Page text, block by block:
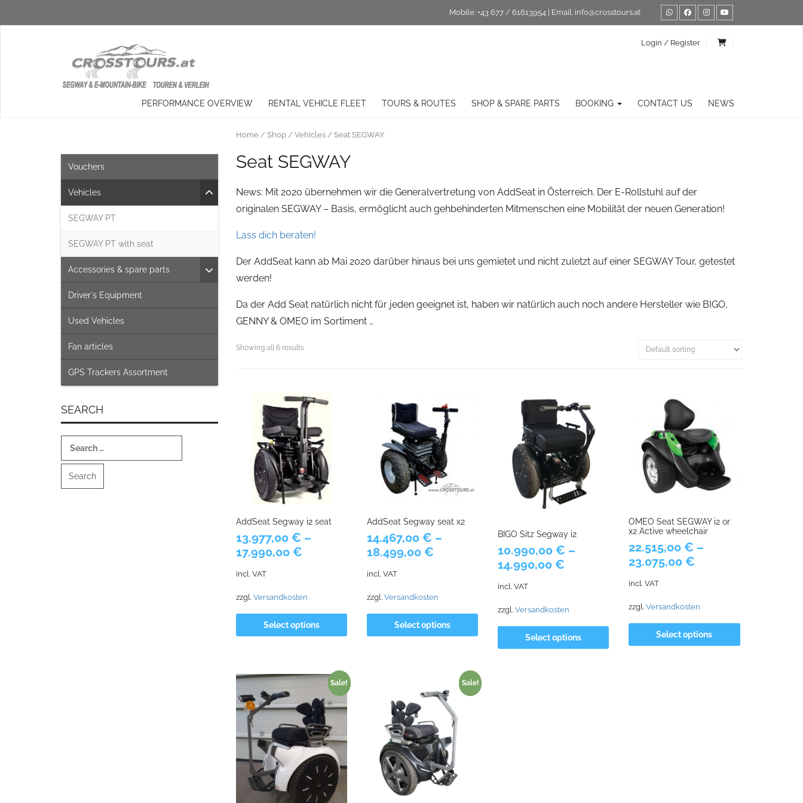
Mobile: +43 677 / 61613954 | Email: info@crosstours.at
Login / Register
PERFORMANCE OVERVIEW RENTAL VEHICLE FLEET TOURS & ROUTES SHOP & SPARE PARTS BOOKING CONTACT US NEWS
Vouchers
Vehicles
SEGWAY PT
SEGWAY PT with seat
Accessories & spare parts
Driver´s Equipment
Used Vehicles
Fan articles
GPS Trackers Assortment
SEARCH
for:
Home/ Shop/ Vehicles/ Seat SEGWAY
Seat SEGWAY
News: Mit 2020 übernehmen wir die Generalvertretung von AddSeat in Österreich. Der E-Rollstuhl auf der
originalen SEGWAY – Basis, ermöglicht auch gehbehinderten Mitmenschen eine Mobilität der neuen Generation!
Lass dich beraten!
Der AddSeat kann ab Mai 2020 darüber hinaus bei uns gemietet und nicht zuletzt auf einer SEGWAY Tour, getestet
werden!
Da der Add Seat natürlich nicht für jeden geeignet ist, haben wir natürlich auch noch andere Hersteller wie BIGO,
GENNY & OMEO im Sortiment …
Showing all 6 results
AddSeat Segway i2 seat
13.977,00 € –
17.990,00 €
incl. VAT
zzgl. Versandkosten
Select options
AddSeat Segway seat x2
14.467,00 € –
18.499,00 €
incl. VAT
zzgl. Versandkosten
Select options
BIGO Sitz Segway i2
10.990,00 € –
14.990,00 €
incl. VAT
zzgl. Versandkosten
Select options
OMEO Seat SEGWAY i2 or
x2 Active wheelchair
22.515,00 € –
23.075,00 €
incl. VAT
zzgl. Versandkosten
Select options
Sale! Sale!